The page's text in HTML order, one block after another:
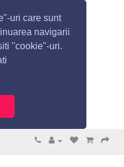
uri care sunt
navigarii
"cookie"-uri.